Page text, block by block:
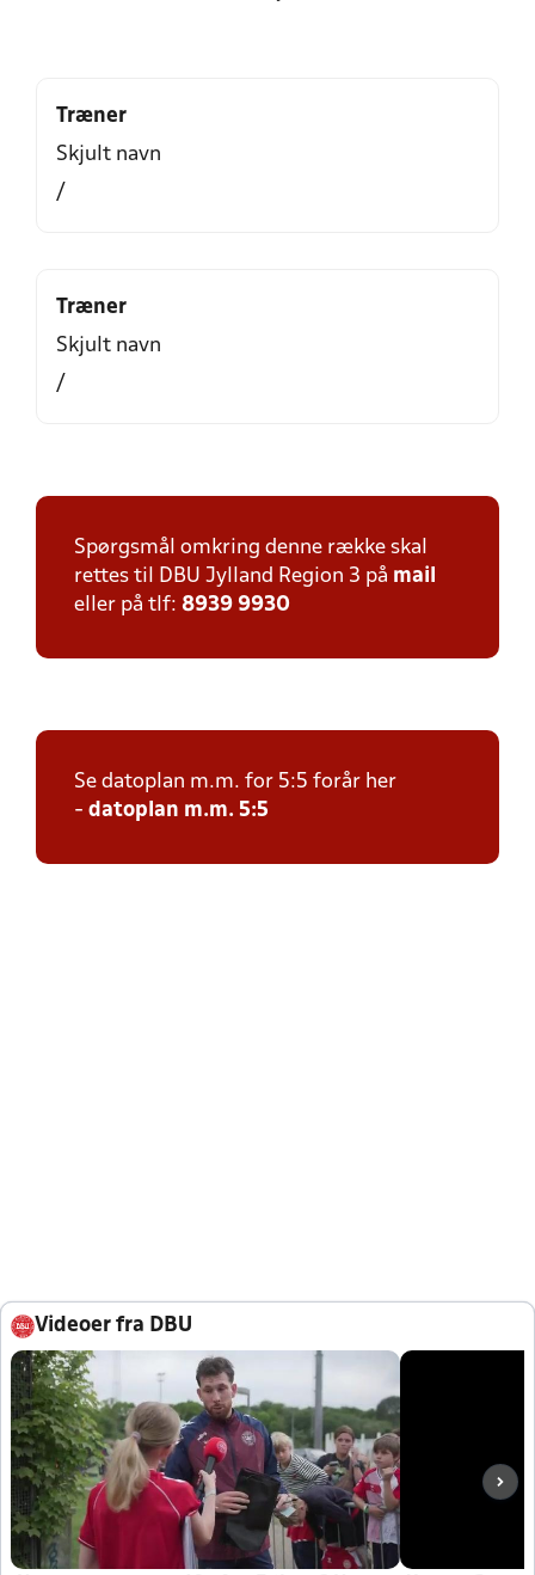
Træner
Skjult navn
/
Træner
Skjult navn
/
Spørgsmål omkring denne række skal
rettes til DBU Jylland Region 3 på mail
eller på tlf: 8939 9930
Se datoplan m.m. for 5:5 forår her
- datoplan m.m. 5:5
Videoer fra DBU